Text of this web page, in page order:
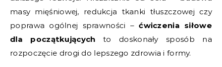
masy mięśniowej, redukcja tkanki tłuszczowej czy
poprawa ogólnej sprawności –ćwiczenia siłowe
dla początkujących to doskonały sposób na
rozpoczęcie drogi do lepszego zdrowia i formy.